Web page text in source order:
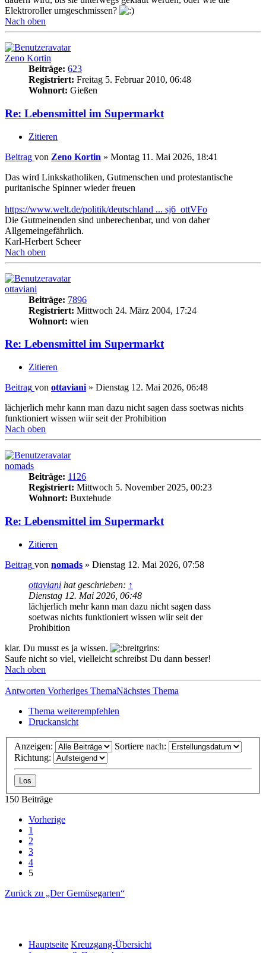
Elektroroller umgeschmissen?
Nach oben
Zeno Kortin
Beiträge: 623
Registriert: Freitag 5. Februar 2010, 06:48
Wohnort: Gießen
Re: Lebensmittel im Supermarkt
Zitieren
Beitrag von Zeno Kortin » Montag 11. Mai 2026, 18:41
Das wird Linkskatholiken, Gutmenschen und protestantische
puritanische Spinner wieder freuen
https://www.welt.de/politik/deutschland ... sj6_ottVFo
Die Gutmeinenden sind unberechenbar, und von daher
Allgemeingefährlich.
Karl-Herbert Scheer
Nach oben
ottaviani
Beiträge: 7896
Registriert: Mittwoch 24. März 2004, 17:24
Wohnort: wien
Re: Lebensmittel im Supermarkt
Zitieren
Beitrag von ottaviani » Dienstag 12. Mai 2026, 06:48
lächjerlich mehr kann man dazu nicht sagen dass soetwas nichts
funktioniert wissen wiir seit der Prohibition
Nach oben
nomads
Beiträge: 1126
Registriert: Mittwoch 5. November 2025, 00:23
Wohnort: Buxtehude
Re: Lebensmittel im Supermarkt
Zitieren
Beitrag von nomads » Dienstag 12. Mai 2026, 07:58
ottaviani hat geschrieben: ↑
Dienstag 12. Mai 2026, 06:48
lächjerlich mehr kann man dazu nicht sagen dass
soetwas nichts funktioniert wissen wiir seit der
Prohibition
klar. Du musst es ja wissen.
Saufe nicht so viel, vielleicht schreibst Du dann besser!
Nach oben
Antworten Vorheriges ThemaNächstes Thema
Thema weiterempfehlen
Druckansicht
Anzeigen:
Sortiere nach:
Richtung:
150 Beiträge
Vorherige
1
2
3
4
5
Zurück zu „Der Gemüsegarten“
Hauptseite Kreuzgang-Übersicht